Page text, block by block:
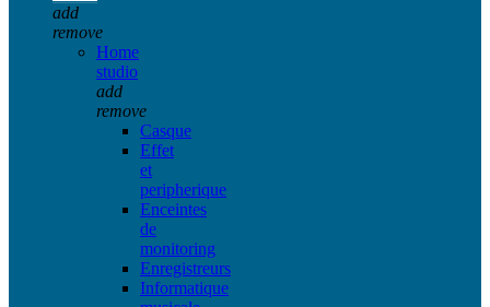
add
remove
Home
studio
add
remove
Casque
Effet
et
peripherique
Enceintes
de
monitoring
Enregistreurs
Informatique